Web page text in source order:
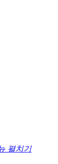
펼치기